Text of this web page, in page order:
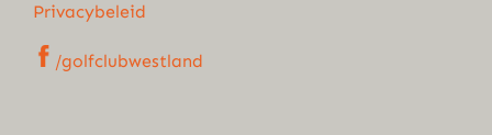
Privacybeleid
/golfclubwestland